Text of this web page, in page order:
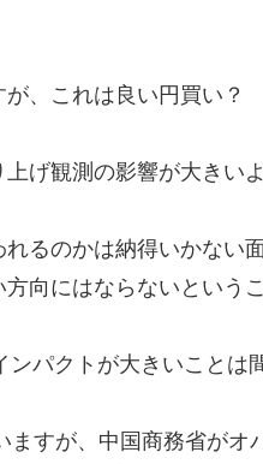
、これは良い円買い？
げ観測の影響が大きいよ
るのかは納得いかない
向にはならないという
パクトが大きいことは
すが、中国商務省がオ